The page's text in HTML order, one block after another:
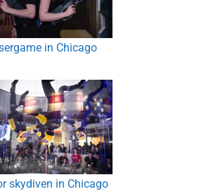
in Chicago
skydiven in Chicago